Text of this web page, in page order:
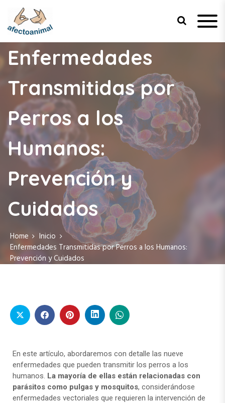
Afecto Animal
Tu sitio de confianza para el
bienestar de tus mascotas.
Enfermedades
Transmitidas por
Perros a los
Humanos:
Prevención y
Cuidados
Home
Inicio
Enfermedades Transmitidas por Perros a los Humanos:
Prevención y Cuidados
En este artículo, abordaremos con detalle las nueve
enfermedades que pueden transmitir los perros a los
humanos. La mayoría de ellas están relacionadas con
parásitos como pulgas y mosquitos, considerándose
enfermedades vectoriales que requieren la intervención de